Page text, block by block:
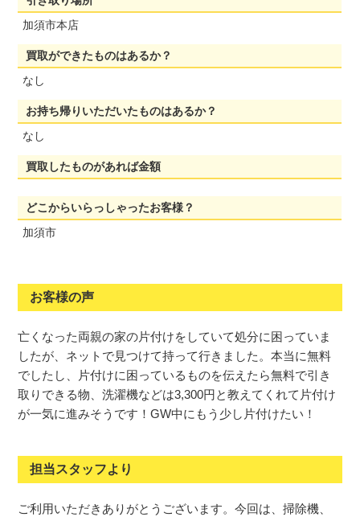
加須市本店
買取ができたものはあるか？
なし
お持ち帰りいただいたものはあるか？
なし
買取したものがあれば金額
どこからいらっしゃったお客様？
加須市
お客様の声
亡くなった両親の家の片付けをしていて処分に困っていま
したが、ネットで見つけて持って行きました。本当に無料
でしたし、片付けに困っているものを伝えたら無料で引き
取りできる物、洗濯機などは3,300円と教えてくれて片付け
が一気に進みそうです！GW中にもう少し片付けたい！
担当スタッフより
ご利用いただきありがとうございます。今回は、掃除機、